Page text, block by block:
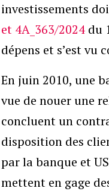
investissements
et 4A_363/2024 du
dépens et s’est vu
En juin 2010, une
vue de nouer une
concluent un
disposition des
par la banque et
mettent en gage